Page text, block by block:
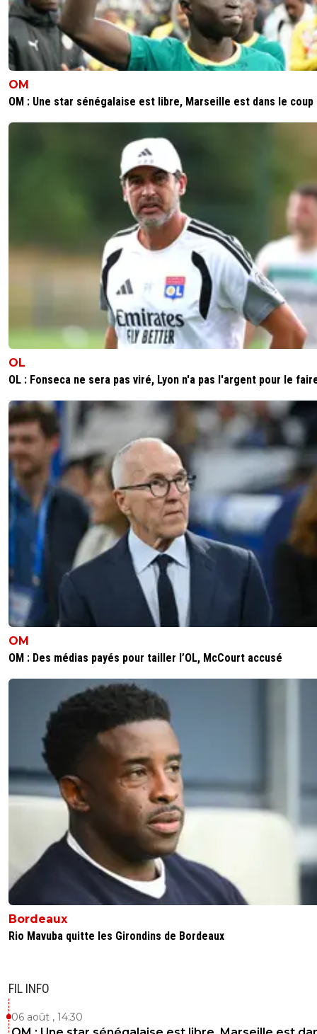
OM
OM : Une star sénégalaise est libre, Marseille est dans le coup
OL
OL : Fonseca ne sera pas viré, Lyon n'a pas l'argent pour le
OM
OM : Des médias payés pour tailler l’OL, McCourt accusé
Bordeaux
Rio Mavuba quitte les Girondins de Bordeaux
FIL INFO
06 août , 14:30